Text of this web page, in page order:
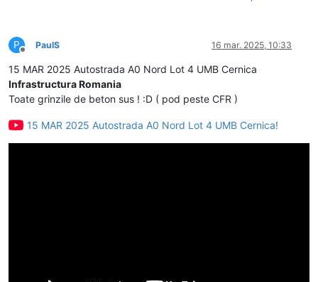
P
Deconectat
PaulS 16 mar. 2025, 10:33
15 MAR 2025 Autostrada A0 Nord Lot 4 UMB Cernica
Infrastructura Romania
Toate grinzile de beton sus ! :D ( pod peste CFR )
15 MAR 2025 Autostrada A0 Nord Lot 4 UMB Cernica!